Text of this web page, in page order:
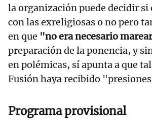
la organización puede decidir si
con las exreligiosas o no pero
en que "no era necesario
preparación de la ponencia, y
en polémicas, sí apunta a que
Fusión haya recibido
Programa provisional